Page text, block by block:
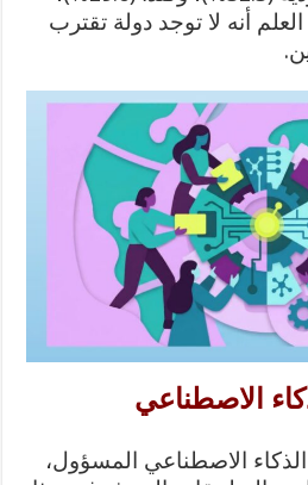
مع العلم أنه لا توجد دولة تقترب
الاصطناعي
الذكاء الاصطناعي المسؤول،